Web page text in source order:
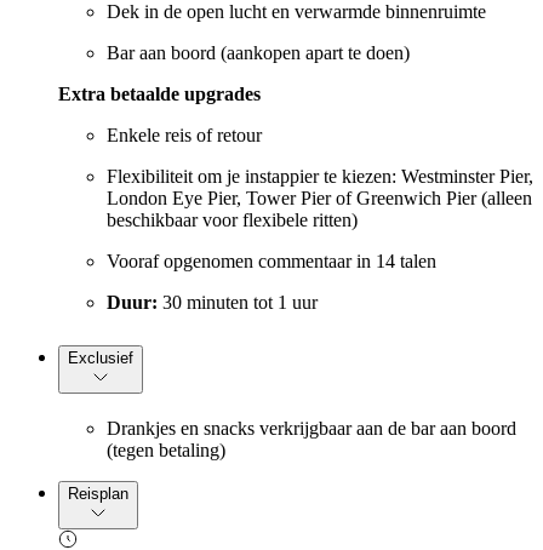
Dek in de open lucht en verwarmde binnenruimte
Bar aan boord (aankopen apart te doen)
Extra betaalde upgrades
Enkele reis of retour
Flexibiliteit om je instappier te kiezen: Westminster Pier,
London Eye Pier, Tower Pier of Greenwich Pier (alleen
beschikbaar voor flexibele ritten)
Vooraf opgenomen commentaar in 14 talen
Duur: 30 minuten tot 1 uur
Exclusief
Drankjes en snacks verkrijgbaar aan de bar aan boord
(tegen betaling)
Reisplan